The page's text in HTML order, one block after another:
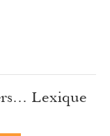
Lexique